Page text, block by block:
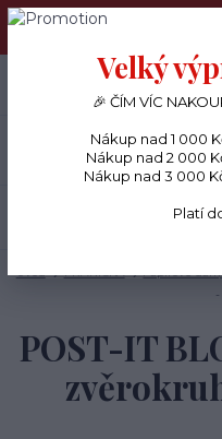
PŘÁNÍČKA a PAPÍROVÉ
+420 734 380 930
(Po-Ne, 8-20 hod.)
POST-IT
Velký
🎉 ČÍM VÍC
Nákup nad 1 000
Nákup nad 2 000
Nákup nad 3 000
Platí